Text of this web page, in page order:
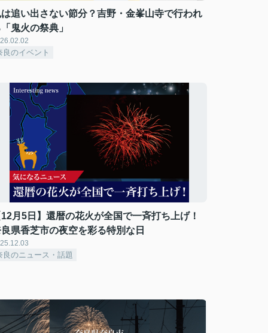
追い出さない節分？吉野・金峯山寺で行われ
鬼火の祭典」
良のイベント
月5日】還暦の花火が全国で一斉打ち上げ！
県香芝市の夜空を彩る特別な日
良のニュース・話題